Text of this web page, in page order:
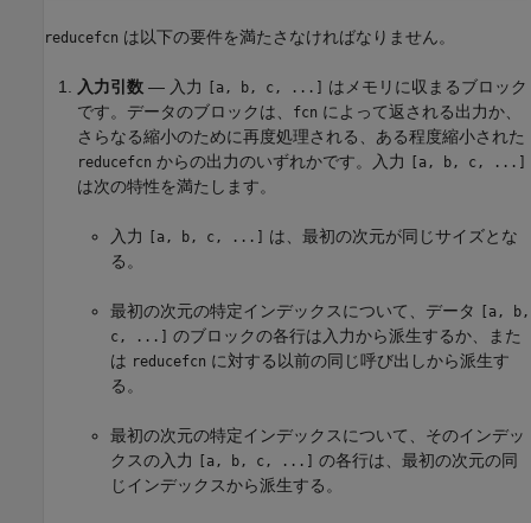
reducefcn は以下の要件を満たさなければなりません。
入力引数 — 入力 [a, b, c, ...] はメモリに収まるブロック
です。データのブロックは、
fcn によって返される出力か、
さらなる縮小のために再度処理される、ある程度縮小された
reducefcn からの出力のいずれかです。入力 [a, b, c, ...]
は次の特性を満たします。
入力 [a, b, c, ...] は、最初の次元が同じサイズとな
る。
最初の次元の特定インデックスについて、データ
[a, b,
c, ...] のブロックの各行は入力から派生するか、また
は reducefcn に対する以前の同じ呼び出しから派生す
る。
最初の次元の特定インデックスについて、そのインデッ
クスの入力
[a, b, c, ...] の各行は、最初の次元の同
じインデックスから派生する。